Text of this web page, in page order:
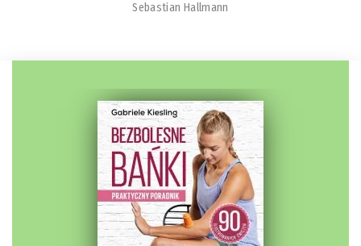
Sebastian Hallmann